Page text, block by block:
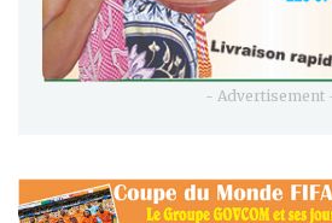
- Advertisement